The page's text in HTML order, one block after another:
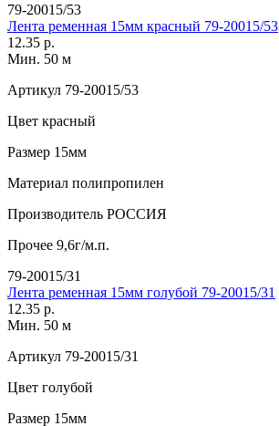
79-20015/53
Лента ременная 15мм красный 79-20015/53
12.35 р.
Мин. 50 м
Артикул 79-20015/53
Цвет красный
Размер 15мм
Материал полипропилен
Производитель РОССИЯ
Прочее 9,6г/м.п.
79-20015/31
Лента ременная 15мм голубой 79-20015/31
12.35 р.
Мин. 50 м
Артикул 79-20015/31
Цвет голубой
Размер 15мм